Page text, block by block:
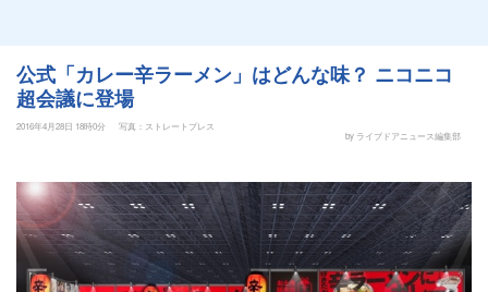
公式「カレー辛ラーメン」はどんな味？ ニコニコ
超会議に登場
2016年4月28日 18時0分
写真：ストレートプレス
by ライブドアニュース編集部